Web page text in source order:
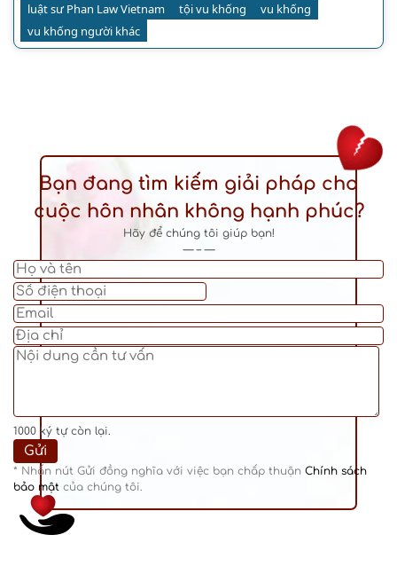
luật sư Phan Law Vietnam
tội vu khống
vu khống
vu khống người khác
Bạn đang tìm kiếm giải pháp cho
cuộc hôn nhân không hạnh phúc?
Hãy để chúng tôi giúp bạn!
— – —
1000 ký tự còn lại.
* Nhấn nút Gửi đồng nghĩa với việc bạn chấp thuận Chính sách
bảo mật của chúng tôi.